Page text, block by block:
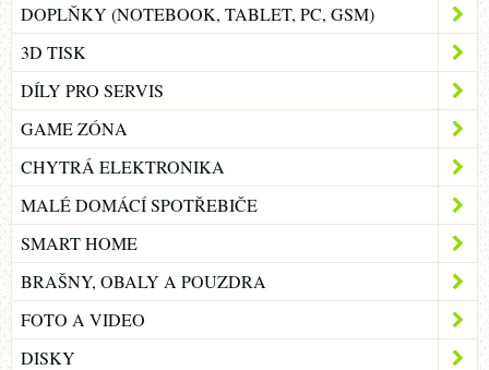
DOPLŇKY (NOTEBOOK, TABLET, PC, GSM)
3D TISK
DÍLY PRO SERVIS
GAME ZÓNA
CHYTRÁ ELEKTRONIKA
MALÉ DOMÁCÍ SPOTŘEBIČE
SMART HOME
BRAŠNY, OBALY A POUZDRA
FOTO A VIDEO
DISKY